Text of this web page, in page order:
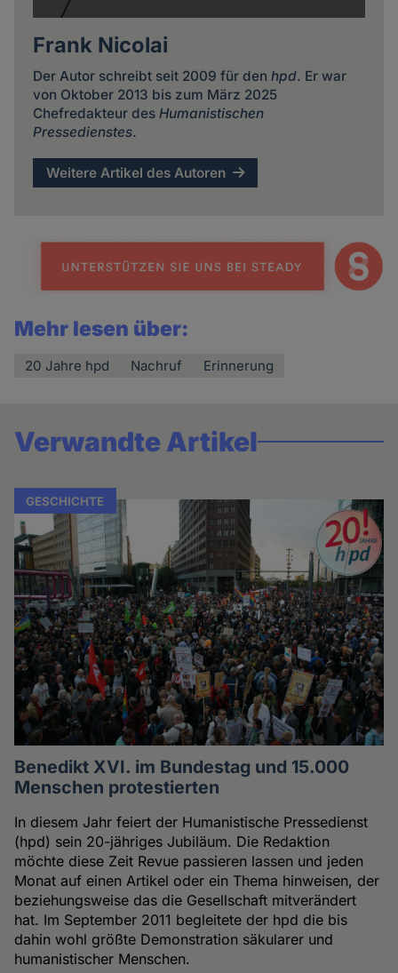
Frank Nicolai
Der Autor schreibt seit 2009 für den hpd. Er war
von Oktober 2013 bis zum März 2025
Chefredakteur des Humanistischen
Pressedienstes.
Weitere Artikel des Autoren
Mehr lesen über:
20 Jahre hpd Nachruf Erinnerung
Verwandte Artikel
GESCHICHTE
Benedikt XVI. im Bundestag und 15.000
Menschen protestierten
In diesem Jahr feiert der Humanistische Pressedienst
(hpd) sein 20-jähriges Jubiläum. Die Redaktion
möchte diese Zeit Revue passieren lassen und jeden
Monat auf einen Artikel oder ein Thema hinweisen, der
beziehungsweise das die Gesellschaft mitverändert
hat. Im September 2011 begleitete der hpd die bis
dahin wohl größte Demonstration säkularer und
humanistischer Menschen.